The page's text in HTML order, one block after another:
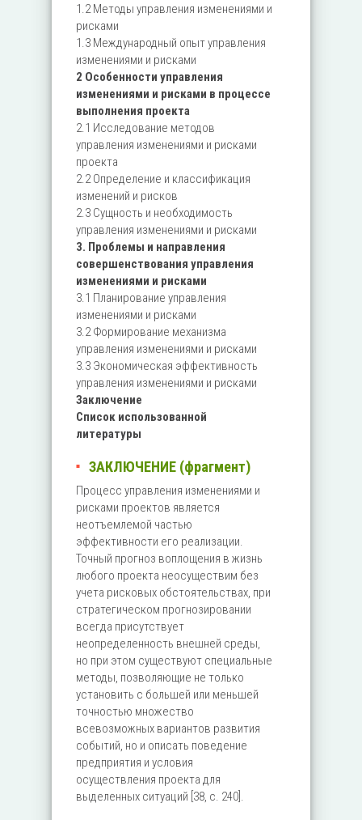
1.2 Методы управления изменениями и
рисками
1.3 Международный опыт управления
изменениями и рисками
2 Особенности управления
изменениями и рисками в процессе
выполнения проекта
2.1 Исследование методов
управления изменениями и рисками
проекта
2.2 Определение и классификация
изменений и рисков
2.3 Сущность и необходимость
управления изменениями и рисками
3. Проблемы и направления
совершенствования управления
изменениями и рисками
3.1 Планирование управления
изменениями и рисками
3.2 Формирование механизма
управления изменениями и рисками
3.3 Экономическая эффективность
управления изменениями и рисками
Заключение
Список использованной
литературы
ЗАКЛЮЧЕНИЕ (фрагмент)
Процесс управления изменениями и
рисками проектов является
неотъемлемой частью
эффективности его реализации.
Точный прогноз воплощения в жизнь
любого проекта неосуществим без
учета рисковых обстоятельствах, при
стратегическом прогнозировании
всегда присутствует
неопределенность внешней среды,
но при этом существуют специальные
методы, позволяющие не только
установить с большей или меньшей
точностью множество
всевозможных вариантов развития
событий, но и описать поведение
предприятия и условия
осуществления проекта для
выделенных ситуаций [38, с. 240].